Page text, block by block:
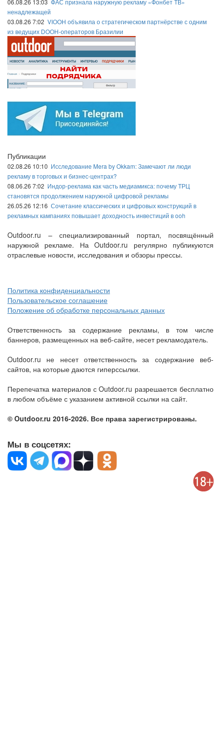
06.08.26 13:03 ФАС признала наружную рекламу «Фонбет ТВ»
ненадлежащей
03.08.26 7:02 VIOOH объявила о стратегическом партнёрстве с одним
из ведущих DOOH-операторов Бразилии
Публикации
02.08.26 10:10 Исследование Mera by Okkam: Замечают ли люди
рекламу в торговых и бизнес-центрах?
08.06.26 7:02 Индор-реклама как часть медиамикса: почему ТРЦ
становятся продолжением наружной цифровой рекламы
26.05.26 12:16 Сочетание классических и цифровых конструкций в
рекламных кампаниях повышает доходность инвестиций в ooh
Outdoor.ru – специализированный портал, посвящённый
наружной рекламе. На Outdoor.ru регулярно публикуются
отраслевые новости, исследования и обзоры прессы.
Политика конфиденциальности
Пользовательское соглашение
Положение об обработке персональных данных
Ответственность за содержание рекламы, в том числе
баннеров, размещенных на веб-сайте, несет рекламодатель.
Outdoor.ru не несет ответственность за содержание веб-
сайтов, на которые даются гиперссылки.
Перепечатка материалов с Outdoor.ru разрешается бесплатно
в любом объёме с указанием активной ссылки на сайт.
© Outdoor.ru 2016-2026. Все права зарегистрированы.
Мы в соцсетях: